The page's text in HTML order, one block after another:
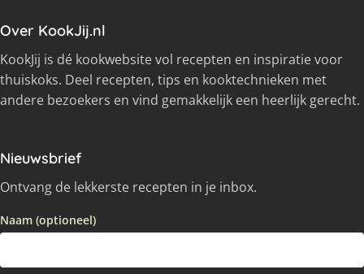
Over KookJij.nl
KookJij is dé kookwebsite vol recepten en inspiratie voor
thuiskoks. Deel recepten, tips en kooktechnieken met
andere bezoekers en vind gemakkelijk een heerlijk gerecht.
Nieuwsbrief
Ontvang de lekkerste recepten in je inbox.
Naam (optioneel)